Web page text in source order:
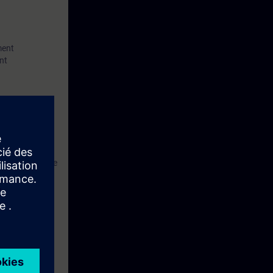
une
des
SIMATIC
programme
la réalité,
réussir